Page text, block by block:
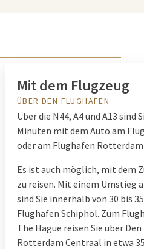
Mit dem Flugzeug
ÜBER DEN FLUGHAFEN
Über die N44, A4 und A13 sind
Minuten mit dem Auto am
oder am Flughafen Rotterdam
Es ist auch möglich, mit dem
zu reisen. Mit einem Umstieg
sind Sie innerhalb von 30 bis
Flughafen Schiphol. Zum
The Hague reisen Sie über
Rotterdam Centraal in etwa